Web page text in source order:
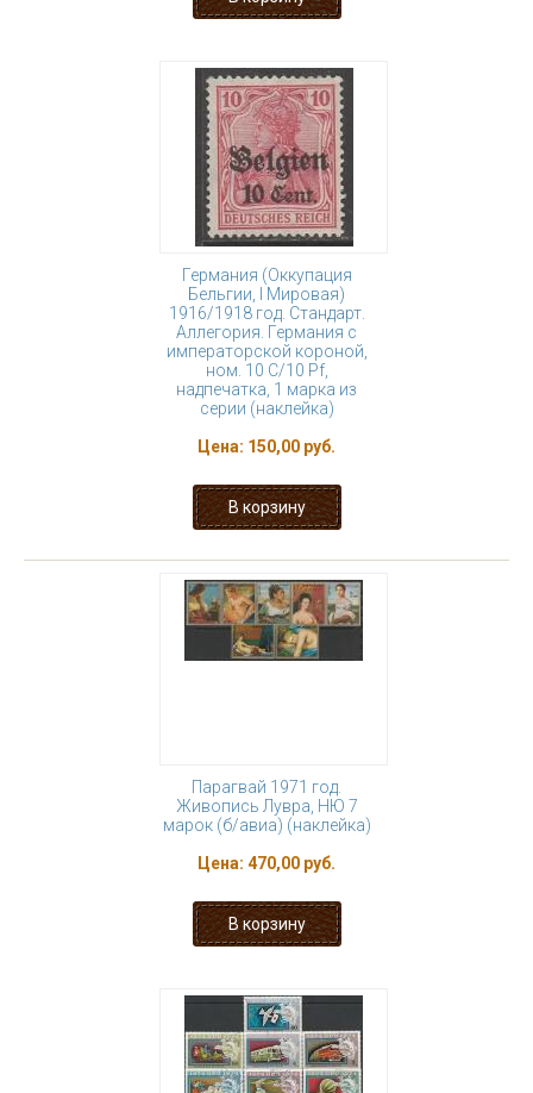
Германия (Оккупация
Бельгии, I Мировая)
1916/1918 год. Стандарт.
Аллегория. Германия с
императорской короной,
ном. 10 С/10 Pf,
надпечатка, 1 марка из
серии (наклейка)
Цена: 150,00 руб.
Парагвай 1971 год.
Живопись Лувра, НЮ 7
марок (б/авиа) (наклейка)
Цена: 470,00 руб.